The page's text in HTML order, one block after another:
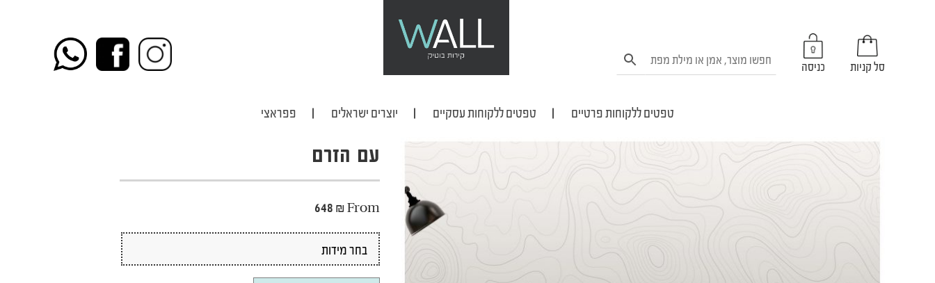
סל קניות כניסה
טפטים ללקוחות פרטיים טפטים ללקוחות עסקיים יוצרים ישראלים פפראצי
עם הזרם
From
648 ₪